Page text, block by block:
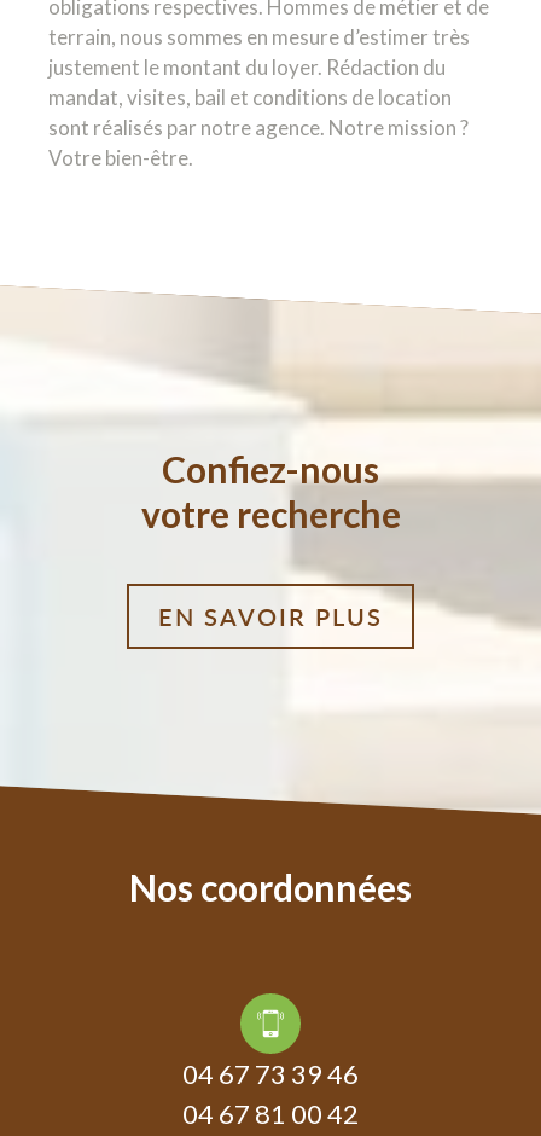
obligations respectives. Hommes de métier et de
terrain, nous sommes en mesure d’estimer très
justement le montant du loyer. Rédaction du
mandat, visites, bail et conditions de location
sont réalisés par notre agence. Notre mission ?
Votre bien-être.
confiez-nous
votre recherche
EN SAVOIR PLUS
nos coordonnées
04 67 73 39 46
04 67 81 00 42